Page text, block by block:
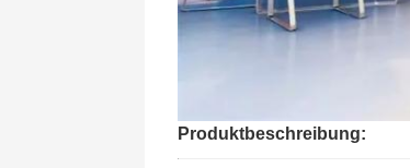
Produktbeschreibung: